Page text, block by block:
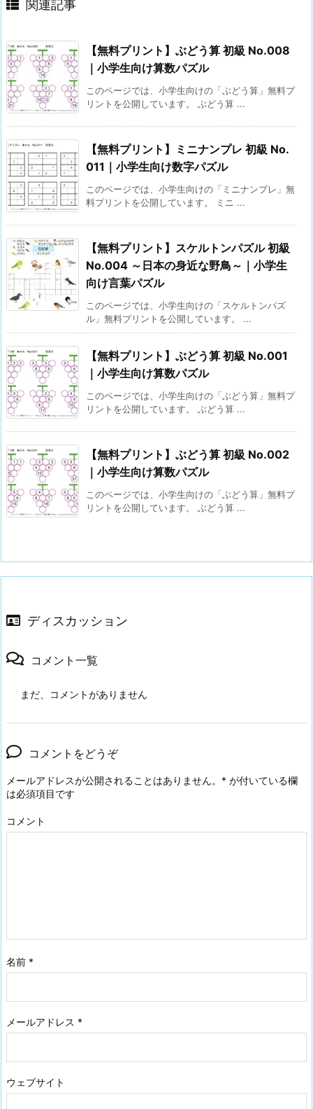
関連記事
【無料プリント】ぶどう算 初級 No.008
｜小学生向け算数パズル
このページでは、小学生向けの「ぶどう算」無料プ
リントを公開しています。 ぶどう算 ...
【無料プリント】ミニナンプレ 初級 No.
011｜小学生向け数字パズル
このページでは、小学生向けの「ミニナンプレ」無
料プリントを公開しています。 ミニ ...
【無料プリント】スケルトンパズル 初級
No.004 ～日本の身近な野鳥～｜小学生
向け言葉パズル
このページでは、小学生向けの「スケルトンパズ
ル」無料プリントを公開しています。 ...
【無料プリント】ぶどう算 初級 No.001
｜小学生向け算数パズル
このページでは、小学生向けの「ぶどう算」無料プ
リントを公開しています。 ぶどう算 ...
【無料プリント】ぶどう算 初級 No.002
｜小学生向け算数パズル
このページでは、小学生向けの「ぶどう算」無料プ
リントを公開しています。 ぶどう算 ...
ディスカッション
コメント一覧
まだ、コメントがありません
コメントをどうぞ
メールアドレスが公開されることはありません。 * が付いている欄
は必須項目です
コメント
名前 *
メールアドレス *
ウェブサイト